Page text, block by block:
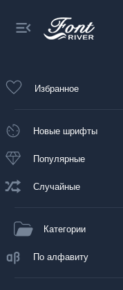
Избранное
Новые шрифты
Популярные
Случайные
Категории
По алфавиту